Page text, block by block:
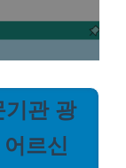
기관 광
르신